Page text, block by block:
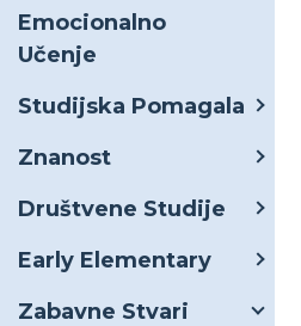
Emocionalno
Učenje
Studijska Pomagala
Znanost
Društvene Studije
Early Elementary
Zabavne Stvari